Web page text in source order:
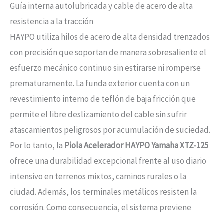
Guía interna autolubricada y cable de acero de alta
resistencia a la tracción
HAYPO utiliza hilos de acero de alta densidad trenzados
con precisión que soportan de manera sobresaliente el
esfuerzo mecánico continuo sin estirarse ni romperse
prematuramente. La funda exterior cuenta con un
revestimiento interno de teflón de baja fricción que
permite el libre deslizamiento del cable sin sufrir
atascamientos peligrosos por acumulación de suciedad.
Por lo tanto, la Piola Acelerador HAYPO Yamaha XTZ-125
ofrece una durabilidad excepcional frente al uso diario
intensivo en terrenos mixtos, caminos rurales o la
ciudad. Además, los terminales metálicos resisten la
corrosión. Como consecuencia, el sistema previene